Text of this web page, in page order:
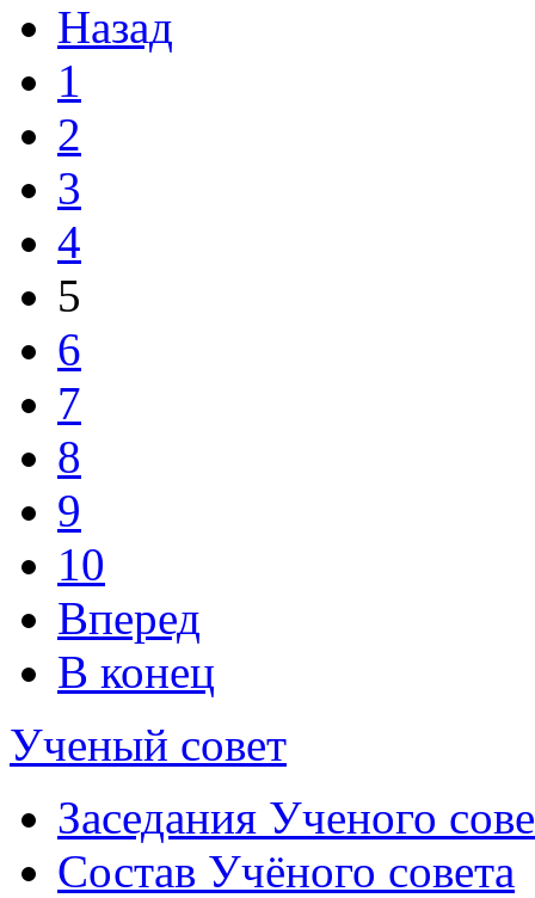
Назад
1
2
3
4
5
6
7
8
9
10
Вперед
В конец
Ученый совет
Заседания Ученого
Состав Учёного совета